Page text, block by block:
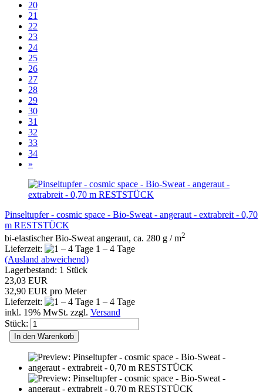
20
21
22
23
24
25
26
27
28
29
30
31
32
33
34
»
Pinseltupfer - cosmic space - Bio-Sweat - angeraut - extrabreit - 0,70
m RESTSTÜCK
bi-elastischer Bio-Sweat angeraut, ca. 280 g / m2
Lieferzeit:
1 – 4 Tage
(Ausland abweichend)
Lagerbestand: 1 Stück
23,03 EUR
32,90 EUR pro Meter
Lieferzeit:
1 – 4 Tage
inkl. 19% MwSt. zzgl. Versand
Stück:
In den Warenkorb